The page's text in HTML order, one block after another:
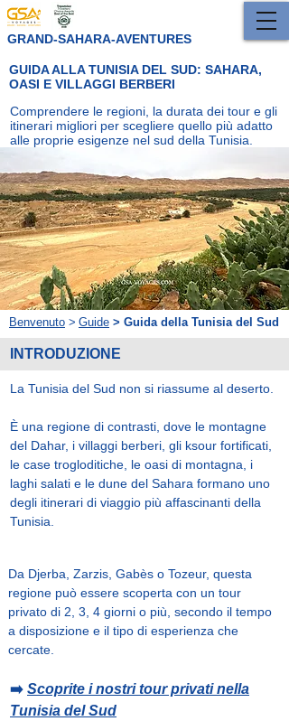
GRAND-SAHARA-AVENTURES
GUIDA ALLA TUNISIA DEL SUD: SAHARA,
OASI E VILLAGGI BERBERI
Comprendere le regioni, la durata dei tour e gli
itinerari migliori per scegliere quello più adatto
alle proprie esigenze nel sud della Tunisia.
Benvenuto > Guide > Guida della Tunisia del Sud
INTRODUZIONE
La Tunisia del Sud non si riassume al deserto.
È una regione di contrasti, dove le montagne
del Dahar, i villaggi berberi, gli ksour fortificati,
le case trogloditiche, le oasi di montagna, i
laghi salati e le dune del Sahara formano uno
degli itinerari di viaggio più affascinanti della
Tunisia.
Da Djerba, Zarzis, Gabès o Tozeur, questa
regione può essere scoperta con un tour
privato di 2, 3, 4 giorni o più, secondo il tempo
a disposizione e il tipo di esperienza che
cercate.
➡️ Scoprite i nostri tour privati nella
Tunisia del Sud